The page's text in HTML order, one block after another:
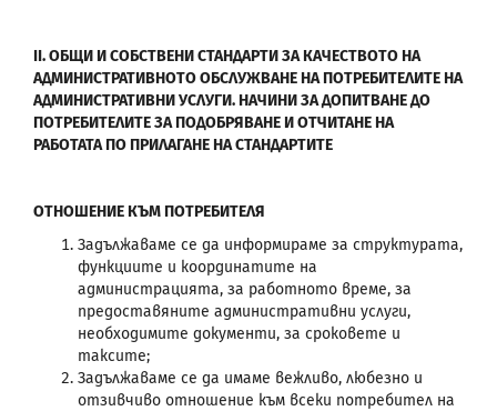
II. ОБЩИ И СОБСТВЕНИ СТАНДАРТИ ЗАКАЧЕСТВОТО НА
АДМИНИСТРАТИВНОТО ОБСЛУЖВАНЕ НА ПОТРЕБИТЕЛИТЕ НА
АДМИНИСТРАТИВНИ УСЛУГИ. НАЧИНИ ЗА ДОПИТВАНЕ ДО
ПОТРЕБИТЕЛИТЕ ЗА ПОДОБРЯВАНЕ И ОТЧИТАНЕ НА
РАБОТАТА ПО ПРИЛАГАНЕ НА СТАНДАРТИТЕ
ОТНОШЕНИЕ КЪМ ПОТРЕБИТЕЛЯ
Задължаваме се да информираме за структурата,
функциите и координатите на
администрацията, за работното време, за
предоставяните административни услуги,
необходимите документи, за сроковете и
таксите;
Задължаваме се да имаме вежливо, любезно и
отзивчиво отношение към всеки потребител на